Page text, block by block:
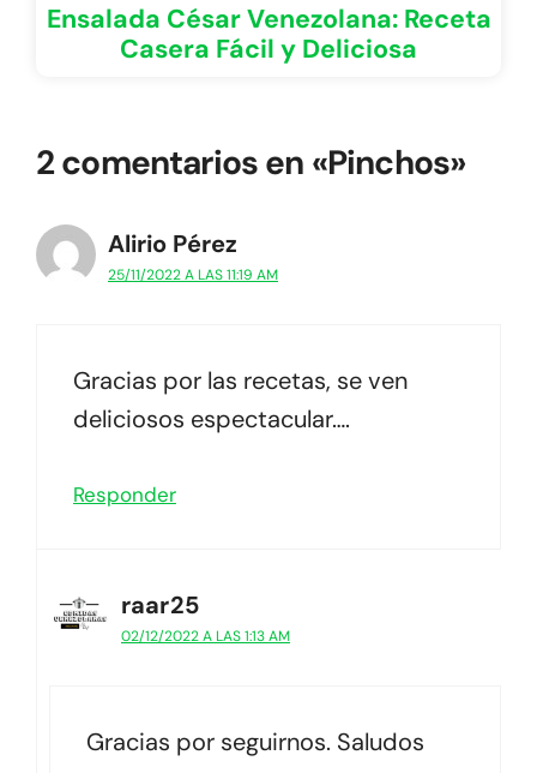
Ensalada César Venezolana: Receta
Casera Fácil y Deliciosa
2 comentarios en «Pinchos»
Alirio Pérez
25/11/2022 A LAS 11:19 AM
Gracias por las recetas, se ven
deliciosos espectacular….
Responder
raar25
02/12/2022 A LAS 1:13 AM
Gracias por seguirnos. Saludos